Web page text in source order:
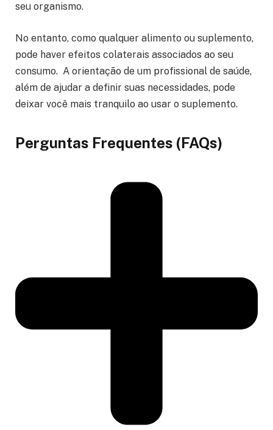
seu organismo.
No entanto, como qualquer alimento ou suplemento,
pode haver efeitos colaterais associados ao seu
consumo. A orientação de um profissional de saúde,
além de ajudar a definir suas necessidades, pode
deixar você mais tranquilo ao usar o suplemento.
Perguntas Frequentes (FAQs)